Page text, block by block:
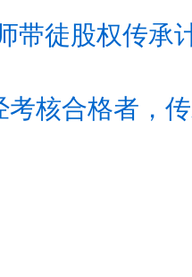
带徒股权传承
核合格者，